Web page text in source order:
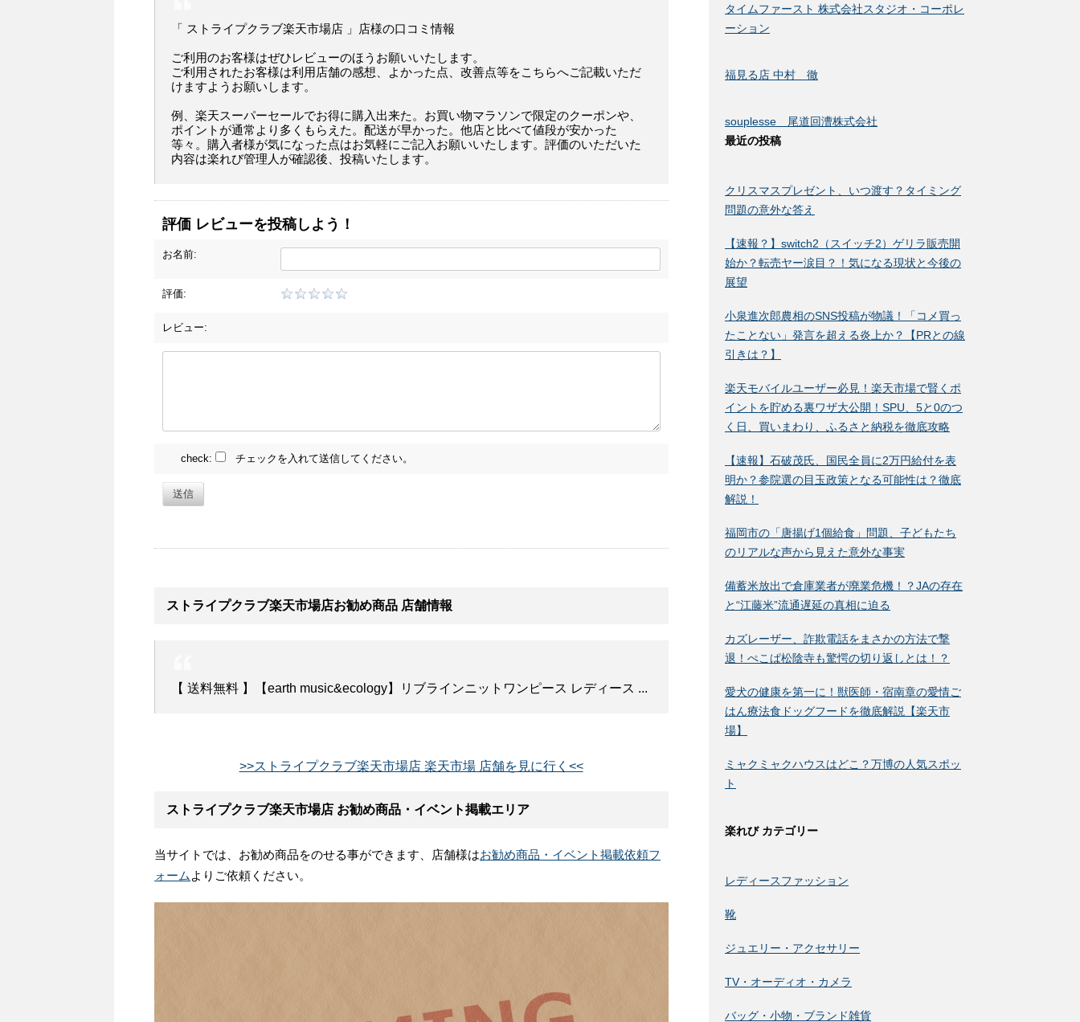
「 ストライプクラブ楽天市場店 」店様の口コミ情報
ご利用のお客様はぜひレビューのほうお願いいたします。
ご利用されたお客様は利用店舗の感想、よかった点、改善点等をこちらへご記載いただ
けますようお願いします。
例、楽天スーパーセールでお得に購入出来た。お買い物マラソンで限定のクーポンや、
ポイントが通常より多くもらえた。配送が早かった。他店と比べて値段が安かった
等々。購入者様が気になった点はお気軽にご記入お願いいたします。評価のいただいた
内容は楽れび管理人が確認後、投稿いたします。
評価 レビューを投稿しよう！
お名前:
評価:
レビュー:
check: チェックを入れて送信してください。
送信
ストライプクラブ楽天市場店お勧め商品 店舗情報
【 送料無料 】【earth music&ecology】リブラインニットワンピース レディース ...
>>ストライプクラブ楽天市場店 楽天市場 店舗を見に行く<<
ストライプクラブ楽天市場店 お勧め商品・イベント掲載エリア
当サイトでは、お勧め商品をのせる事ができます、店舗様はお勧め商品・イベント掲載依頼フ
ォーム よりご依頼ください。
タイムファースト 株式会社スタジオ・コーポレ
ーション
福見る店 中村 徹
souplesse 尾道回漕株式会社
最近の投稿
クリスマスプレゼント、いつ渡す？タイミング
問題の意外な答え
【速報？】switch2（スイッチ2）ゲリラ販売開
始か？転売ヤー涙目？！気になる現状と今後の
展望
小泉進次郎農相のSNS投稿が物議！「コメ買っ
たことない」発言を超える炎上か？【PRとの線
引きは？】
楽天モバイルユーザー必見！楽天市場で賢くポ
イントを貯める裏ワザ大公開！SPU、5と0のつ
く日、買いまわり、ふるさと納税を徹底攻略
【速報】石破茂氏、国民全員に2万円給付を表
明か？参院選の目玉政策となる可能性は？徹底
解説！
福岡市の「唐揚げ1個給食」問題、子どもたち
のリアルな声から見えた意外な事実
備蓄米放出で倉庫業者が廃業危機！？JAの存在
と“江藤米”流通遅延の真相に迫る
カズレーザー、詐欺電話をまさかの方法で撃
退！ぺこぱ松陰寺も驚愕の切り返しとは！？
愛犬の健康を第一に！獣医師・宿南章の愛情ご
はん療法食ドッグフードを徹底解説【楽天市
場】
ミャクミャクハウスはどこ？万博の人気スポッ
ト
楽れび カテゴリー
レディースファッション
靴
ジュエリー・アクセサリー
TV・オーディオ・カメラ
バッグ・小物・ブランド雑貨